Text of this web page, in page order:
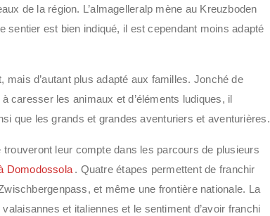
de la région. L’almagelleralp mène au Kreuzboden
est bien indiqué, il est cependant moins adapté
mais d’autant plus adapté aux familles. Jonché de
caresser les animaux et d’éléments ludiques, il
que les grands et grandes aventuriers et aventurières.
leur compte dans les parcours de plusieurs
Domodossola . Quatre étapes permettent de franchir
et même une frontière nationale. La
et italiennes et le sentiment d’avoir franchi